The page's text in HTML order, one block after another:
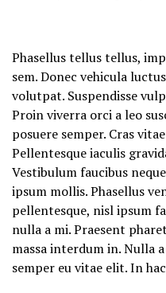
Phasellus tellus tellus,
sem. Donec vehicula
volutpat. Suspendisse
Proin viverra orci a leo
posuere semper. Cras
Pellentesque iaculis
Vestibulum faucibus
ipsum mollis. Phasellus
pellentesque, nisl ipsum
nulla a mi. Praesent
massa interdum in. Nulla
semper eu vitae elit. In